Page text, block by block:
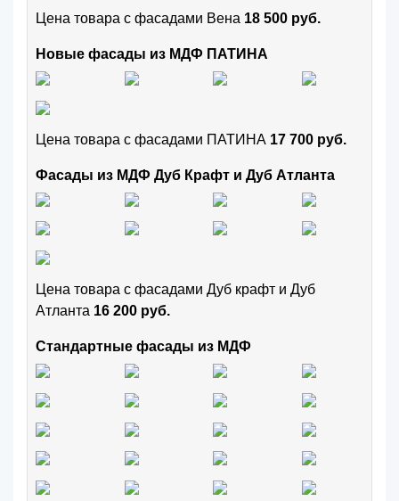
Цена товара с фасадами Вена 18 500 руб.
Новые фасады из МДФ ПАТИНА
Цена товара с фасадами ПАТИНА 17 700 руб.
Фасады из МДФ Дуб Крафт и Дуб Атланта
Цена товара с фасадами Дуб крафт и Дуб
Атланта 16 200 руб.
Стандартные фасады из МДФ